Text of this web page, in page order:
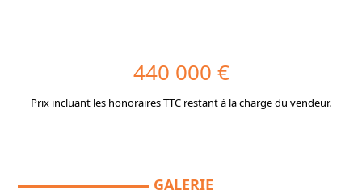
440 000 €
Prix incluant les honoraires TTC restant à la charge du vendeur.
GALERIE